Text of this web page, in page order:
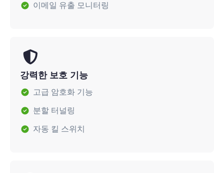
이메일 유출 모니터링
강력한 보호 기능
고급 암호화 기능
분할 터널링
자동 킬 스위치